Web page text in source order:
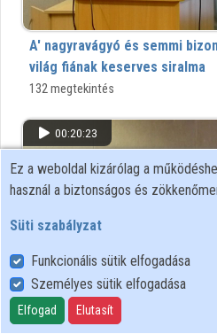
A' nagyravágyó és semmi
világ fiának keserves siralma
Bertalanffi Pál elfeledett verses
132 megtekintés
00:20:23
Ez a weboldal kizárólag a
használ a biztonságos és
Süti szabályzat
Funkcionális sütik elfogadása
Személyes sütik elfogadása
Elfogad Elutasít